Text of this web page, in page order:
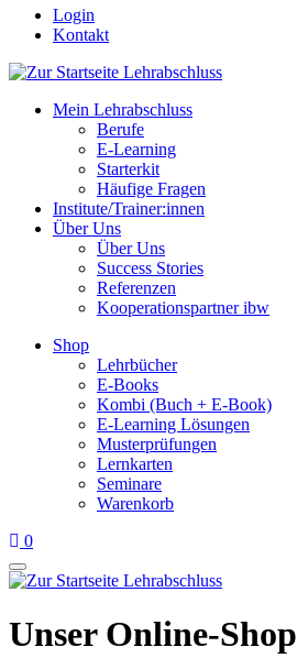
Login
Kontakt
Mein Lehrabschluss
Berufe
E-Learning
Starterkit
Häufige Fragen
Institute/Trainer:innen
Über Uns
Über Uns
Success Stories
Referenzen
Kooperationspartner ibw
Shop
Lehrbücher
E-Books
Kombi (Buch + E-Book)
E-Learning Lösungen
Musterprüfungen
Lernkarten
Seminare
Warenkorb
0
Unser Online-Shop